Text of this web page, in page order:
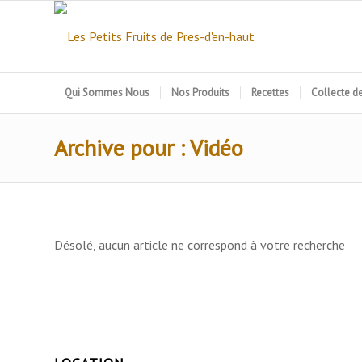
Qui Sommes Nous Nos Produits Recettes Collecte
Archive pour : Vidéo
Désolé, aucun article ne correspond à votre recherche